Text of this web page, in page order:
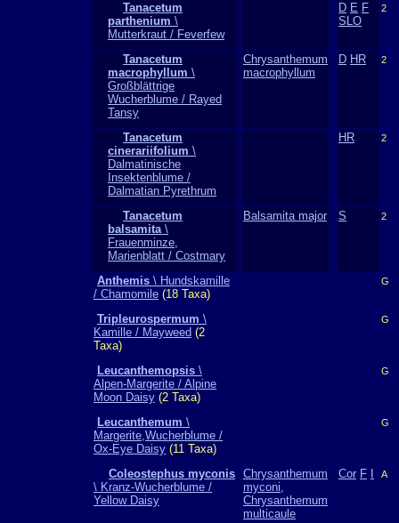
Tanacetum
parthenium \
Mutterkraut / Feverfew
D E F
SLO
2
Tanacetum
macrophyllum \
Großblättrige
Wucherblume / Rayed
Tansy
Chrysanthemum
macrophyllum
D HR 2
Tanacetum
cinerariifolium \
Dalmatinische
Insektenblume /
Dalmatian Pyrethrum
HR 2
Tanacetum
balsamita\
Frauenminze,
Marienblatt / Costmary
Balsamita major S 2
Anthemis \ Hundskamille
/ Chamomile (18 Taxa)
G
Tripleurospermum \
Kamille / Mayweed (2
Taxa)
G
Leucanthemopsis \
Alpen-Margerite / Alpine
Moon Daisy (2 Taxa)
G
Leucanthemum \
Margerite,Wucherblume /
Ox-Eye Daisy (11 Taxa)
G
Coleostephus myconis
\ Kranz-Wucherblume /
Yellow Daisy
Chrysanthemum
myconi,
Chrysanthemum
multicaule
Cor F A